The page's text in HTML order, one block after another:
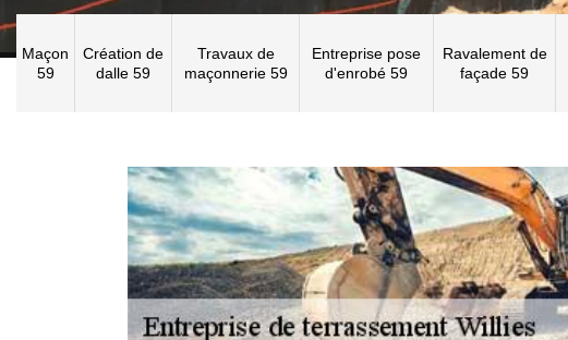
Maçon
59
Création de
dalle 59
Travaux de
maçonnerie 59
Entreprise pose
d'enrobé 59
Ravalement de
façade 59